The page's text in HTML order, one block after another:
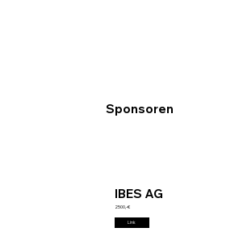
Sponsoren
IBES AG
2500,-€
Link